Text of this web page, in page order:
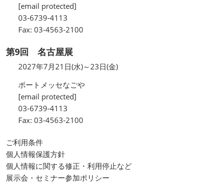
[email protected]
03-6739-4113
Fax: 03-4563-2100
第9回 名古屋展
2027年7月21日(水)～23日(金)
ポートメッセなごや
[email protected]
03-6739-4113
Fax: 03-4563-2100
ご利用条件
個人情報保護方針
個人情報に関する修正・利用停止など
展示会・セミナー参加ポリシー